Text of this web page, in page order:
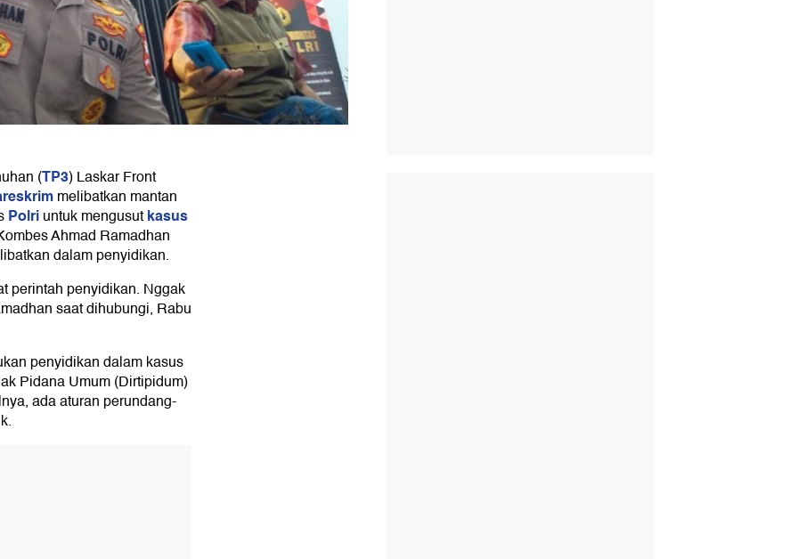
(TP3) Laskar Front
melibatkan mantan
Polriuntuk mengusutkasus
Ahmad Ramadhan
dalam penyidikan.
perintah penyidikan. Nggak
saat dihubungi, Rabu
penyidikan dalam kasus
Pidana Umum (Dirtipidum)
ada aturan perundang-